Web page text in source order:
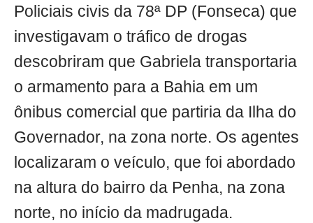
Policiais civis da 78ª DP (Fonseca) que
investigavam o tráfico de drogas
descobriram que Gabriela transportaria
o armamento para a Bahia em um
ônibus comercial que partiria da Ilha do
Governador, na zona norte. Os agentes
localizaram o veículo, que foi abordado
na altura do bairro da Penha, na zona
norte, no início da madrugada.